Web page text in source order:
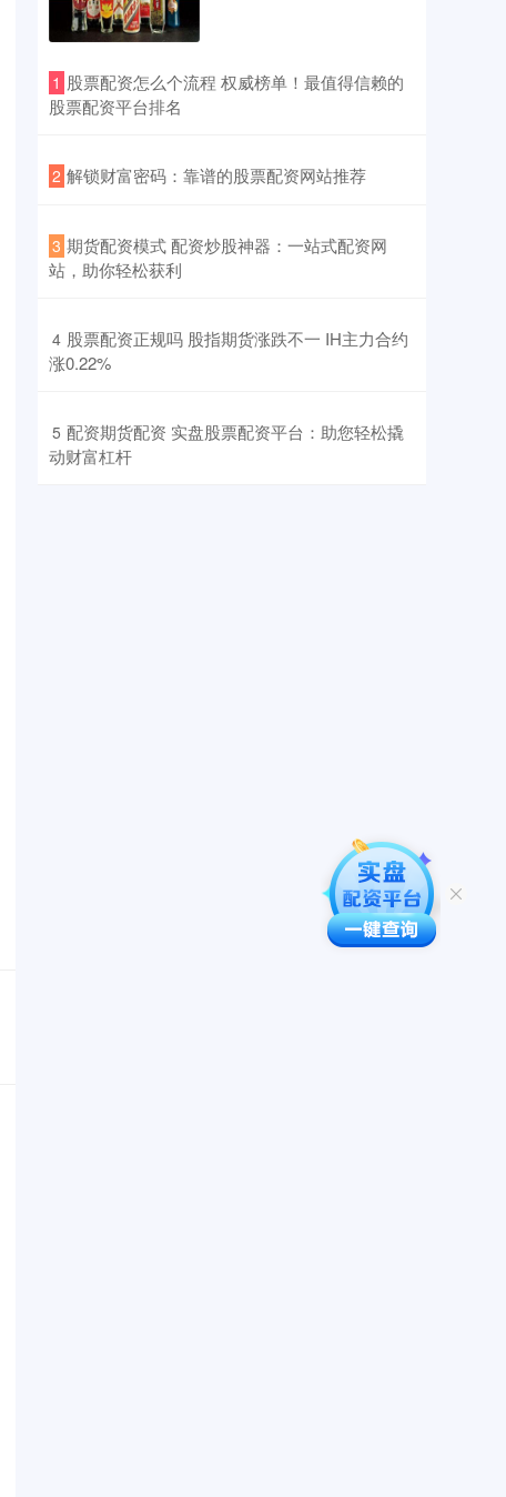
1 ​股票配资怎么个流程 权威榜单！最值得信赖的
股票配资平台排名
2 ​解锁财富密码：靠谱的股票配资网站推荐
3 ​期货配资模式 配资炒股神器：一站式配资网
站，助你轻松获利
4 ​股票配资正规吗 股指期货涨跌不一 IH主力合约
涨0.22%
5 ​配资期货配资 实盘股票配资平台：助您轻松撬
动财富杠杆